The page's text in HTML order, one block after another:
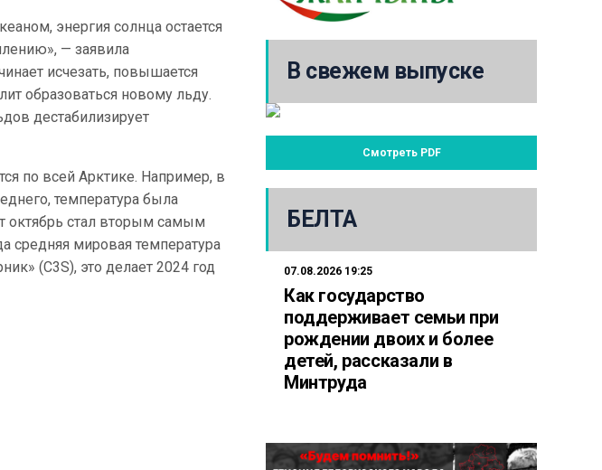
энергия солнца остается
— заявила
исчезать, повышается
образоваться новому льду.
дестабилизирует
по всей Арктике. Например, в
температура была
октябрь стал вторым самым
средняя мировая температура
(C3S), это делает 2024 год
В свежем выпуске
Смотреть PDF
БЕЛТА
07.08.2026 19:25
Как государство
поддерживает семьи при
рождении двоих и более
детей, рассказали в
Минтруда